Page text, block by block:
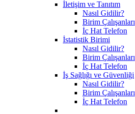
İletişim ve Tanıtım
Nasıl Gidilir?
Birim Çalışanları
İç Hat Telefon
İstatistik Birimi
Nasıl Gidilir?
Birim Çalışanları
İç Hat Telefon
İş Sağlığı ve Güvenliği
Nasıl Gidilir?
Birim Çalışanları
İç Hat Telefon